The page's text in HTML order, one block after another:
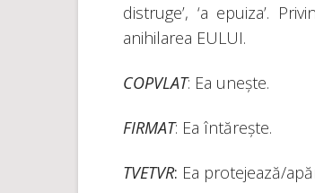
distruge’, ‘a epuiza’.
anihilarea EULUI.
COPVLAT: Ea unește.
FIRMAT: Ea întărește.
TVETVR: Ea protejează/